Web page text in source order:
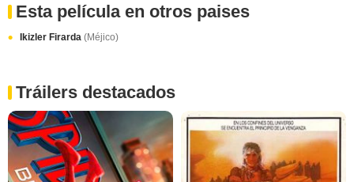
Esta película en otros paises
Ikizler Firarda (Méjico)
Tráilers destacados